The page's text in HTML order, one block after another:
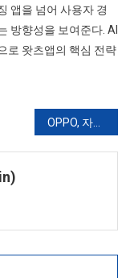
앱을 넘어 사용자 경
방향성을 보여준다. AI
로 왓츠앱의 핵심 전략
OPPO, 자카르타에서 Reno14 시리즈 첫 판매…신제품은 Cinta Laura가 직접 전달